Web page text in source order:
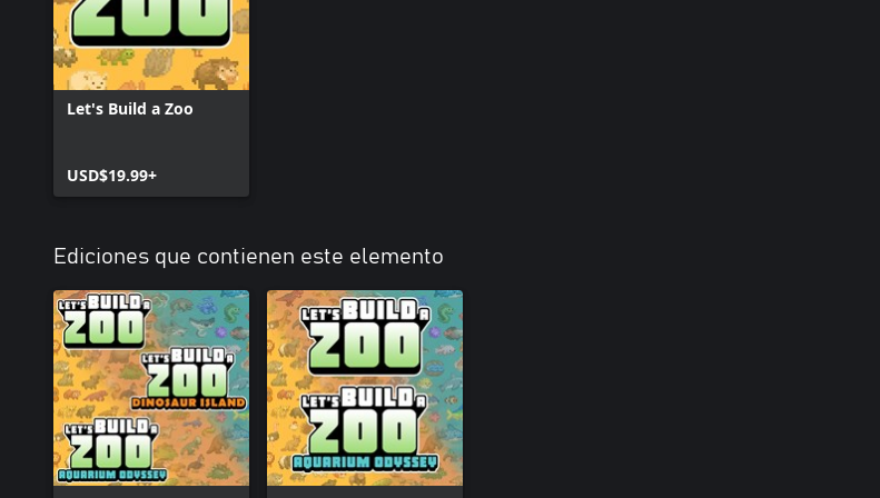
Let's Build a Zoo
USD$19.99+
Ediciones que contienen este elemento